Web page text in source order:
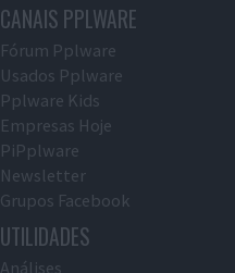
CANAIS PPLWARE
Fórum Pplware
Usados Pplware
Pplware Kids
Empresas Hoje
PiPplware
Newsletter
Grupos Facebook
UTILIDADES
Análises